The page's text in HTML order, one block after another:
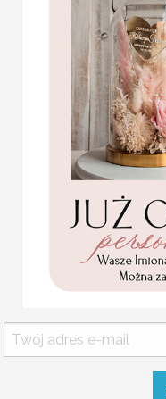
Statuetka pamiątka
Pierwszej Komunii w
personalizowana
Pamiątka Komunijna
opakowanie na pieniądze
Promocja:
PLN